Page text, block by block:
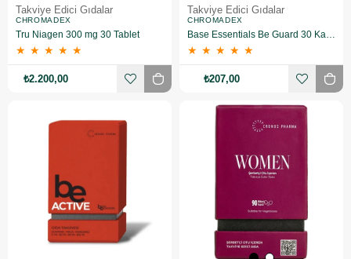
Takviye Edici Gıdalar
CHROMADEX
Tru Niagen 300 mg 30 Tablet
★ ★ ★ ★ ★
₺2.200,00
Takviye Edici Gıdalar
CHROMADEX
Base Essentials Be Guard 30 Kapsül
★ ★ ★ ★ ★
₺207,00